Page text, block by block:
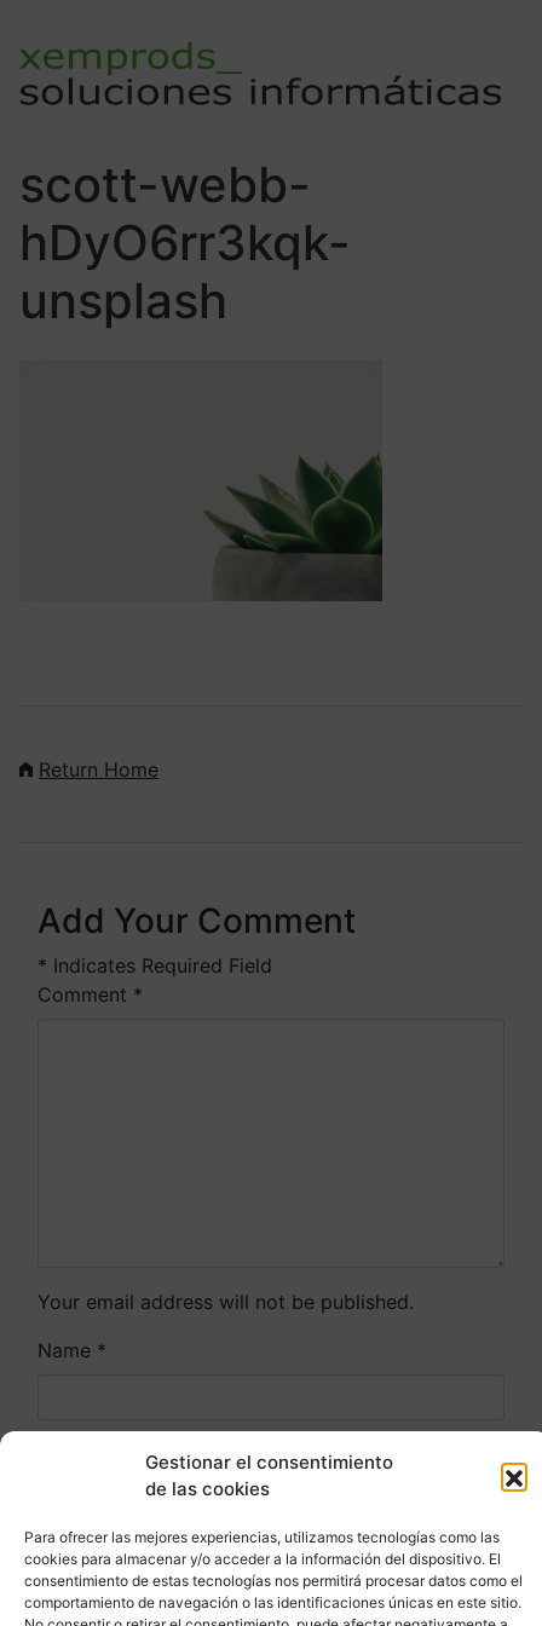
Gestionar el consentimiento
de las cookies
Para ofrecer las mejores experiencias, utilizamos tecnologías como las
cookies para almacenar y/o acceder a la información del dispositivo. El
consentimiento de estas tecnologías nos permitirá procesar datos como el
comportamiento de navegación o las identificaciones únicas en este sitio.
scott-webb-
hDyO6rr3kqk-
unsplash
Return Home
Add Your Comment
* Indicates Required Field
Comment *
Your email address will not be published.
Name *
Website